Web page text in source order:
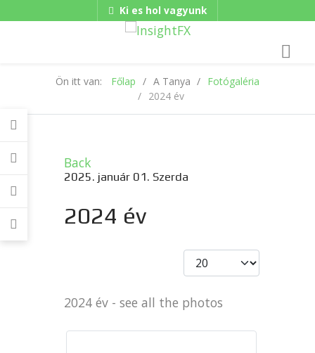
Ki es hol vagyunk
Hungarian/Magyar
Ön itt van: Főlap A Tanya
Fotógaléria
2024 év
Back
2025. január 01. Szerda
2024 év
2024 év - see all the photos